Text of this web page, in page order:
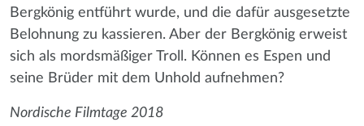
Bergkönig entführt wurde, und die dafür ausgesetzte
Belohnung zu kassieren. Aber der Bergkönig erweist
sich als mordsmäßiger Troll. Können es Espen und
seine Brüder mit dem Unhold aufnehmen?
Nordische Filmtage 2018